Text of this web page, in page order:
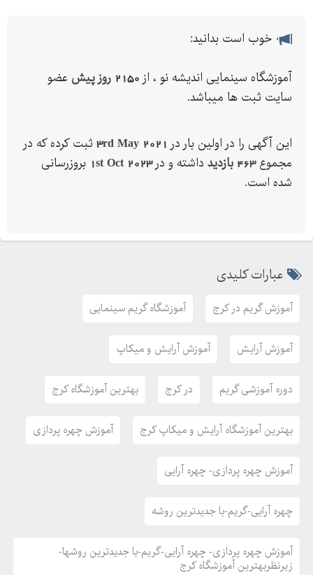
آدرس : کرج ،بلوار طالقانی شمالی .نرسیده به پل آزادگان،خیابان
تلفن :
موبایل :
سایت :
اینستاگرام :andisheno.karaj
کانال تلگرام: @andisheno
روشها-زیرنظربهترین آموزشگاه کرج
آموزش گریم سینمایی- میکاپ عروس-آرایش وخودآرایی-بابهترین
میکاپ آرتیست کرج
خوب است بدانید:
آموزشگاه سینمایی اندیشه نو ، از 2150 روز پیش
عضو
سایت ثبت ها میباشد.
این آگهی را در اولین بار در 3rd May 2021 ثبت کرده که در
مجموع463 بازدید داشته و در1st Oct 2023 بروزرسانی
شده است.
عبارات کلیدی
آموزش گریم در کرج آموزشگاه گریم سینمایی
آموزش آرایش آموزش آرایش و میکاپ
دوره آموزشی گریم در کرج بهترین آموزشگاه کرج
بهترین آموزشگاه آرایش و میکاپ کرج آموزش چهره پردازی
آموزش چهره پردازی- چهره آرایی
چهره آرایی-گریم-با جدیدترین روشه
آموزش چهره پردازی- چهره آرایی-گریم-با جدیدترین روشها-
زیرنظربهترین آموزشگاه کرج